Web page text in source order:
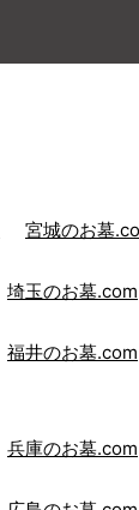
宮城のお墓
埼玉のお墓.com
福井のお墓.com
兵庫のお墓.com